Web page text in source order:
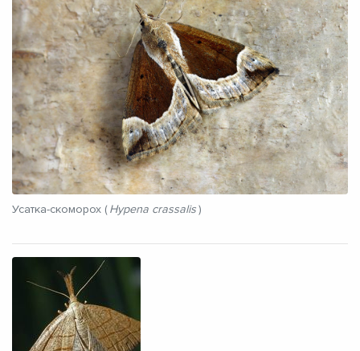
Усатка-скоморох (Hypena crassalis )